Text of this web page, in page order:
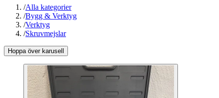
/Alla kategorier
/Bygg & Verktyg
/Verktyg
/Skruvmejslar
Hoppa över karusell